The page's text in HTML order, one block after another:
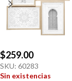
$259.00
SKU: 60283
Sin existencias